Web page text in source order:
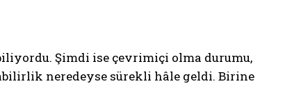
Şimdi ise çevrimiçi olma durumu,
neredeyse sürekli hâle geldi. Birine